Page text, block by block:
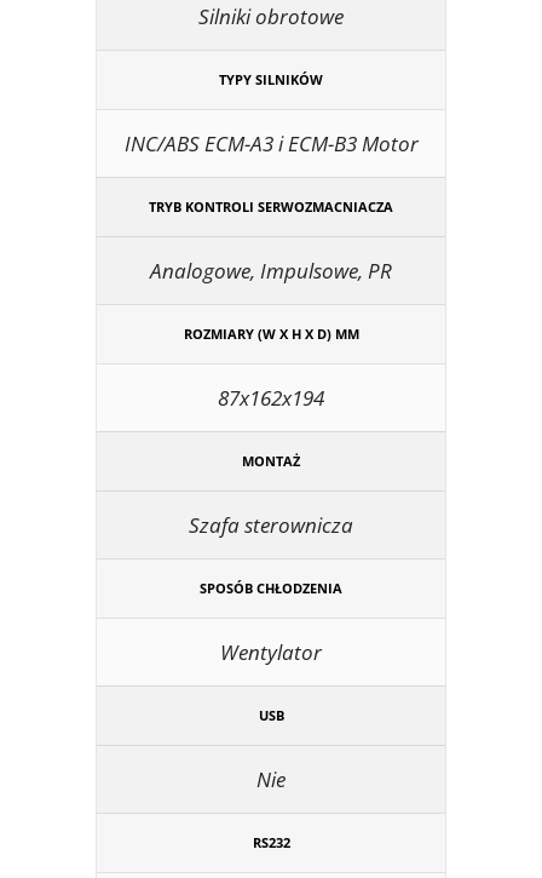
Silniki obrotowe
TYPY SILNIKÓW
INC/ABS ECM-A3 i ECM-B3 Motor
TRYB KONTROLI SERWOZMACNIACZA
Analogowe, Impulsowe, PR
ROZMIARY (W X H X D) MM
87x162x194
MONTAŻ
Szafa sterownicza
SPOSÓB CHŁODZENIA
Wentylator
USB
Nie
RS232